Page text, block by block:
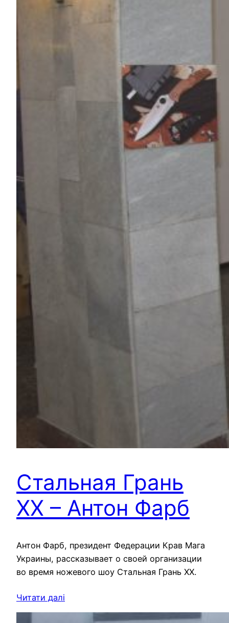
Стальная Грань
ХХ – Антон Фарб
Антон Фарб, президент Федерации Крав Мага
Украины, рассказывает о своей организации
во время ножевого шоу Стальная Грань ХХ.
Читати далі